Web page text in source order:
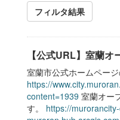
フィルタ結果
【公式URL】室蘭
室蘭市公式ホームペー
https://
content=1939 室蘭オー
す。 https://